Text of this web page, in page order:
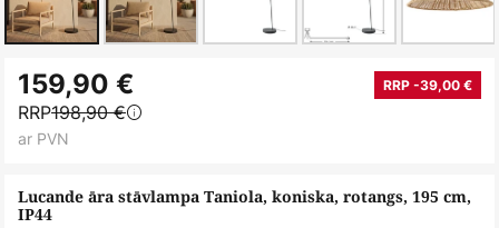
uz
galerijas
sākumu
Lucande āra stāvlampa Taniola, koniska, rotangs, 195 cm,
IP44
159,90 € RRP -39,00 €
RRP198,90 €
ar PVN